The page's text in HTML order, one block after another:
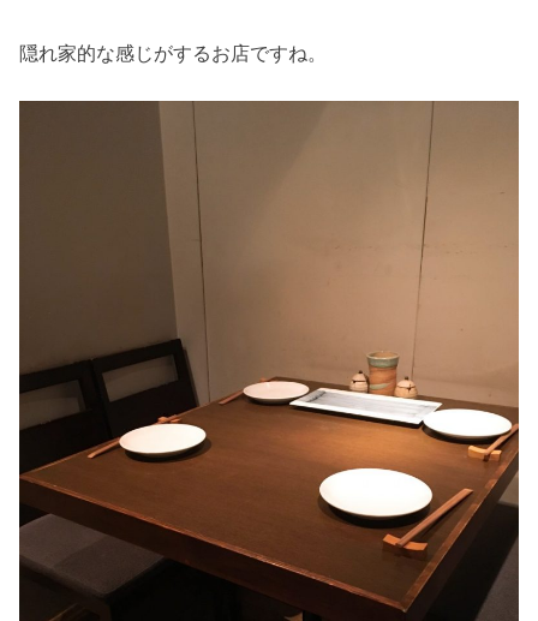
隠れ家的な感じがするお店ですね。